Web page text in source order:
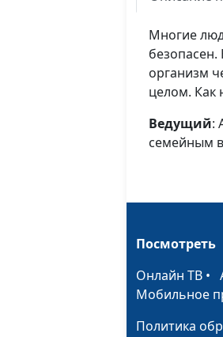
Многие
организм
целом. Как
Ведущий:
семейным
Посмотреть
Онлайн ТВ •
Мобильное
Политика